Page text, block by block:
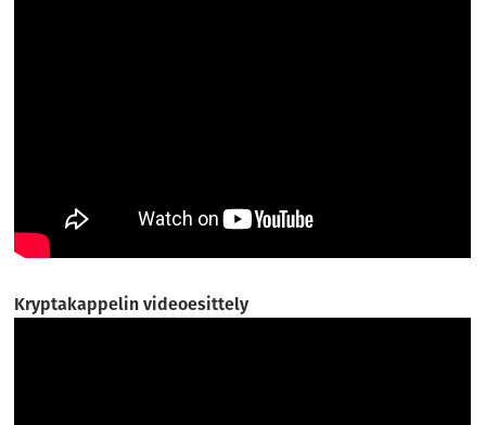
Kryptakappelin videoesittely